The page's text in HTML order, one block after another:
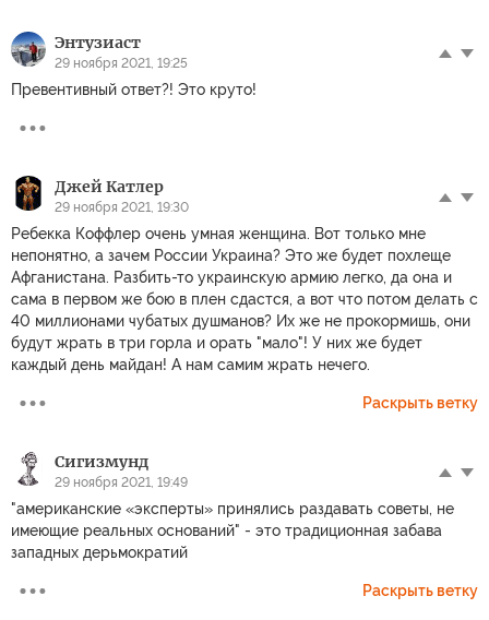
Энтузиаст
29 ноября 2021, 19:25
Превентивный ответ?! Это круто!
Джей Катлер
29 ноября 2021, 19:30
Ребекка Коффлер очень умная женщина. Вот только мне
непонятно, а зачем России Украина? Это же будет похлеще
Афганистана. Разбить-то украинскую армию легко, да она и
сама в первом же бою в плен сдастся, а вот что потом делать с
40 миллионами чубатых душманов? Их же не прокормишь, они
будут жрать в три горла и орать "мало"! У них же будет
каждый день майдан! А нам самим жрать нечего.
Раскрыть ветку
Сигизмунд
29 ноября 2021, 19:49
"американские «эксперты» принялись раздавать советы, не
имеющие реальных оснований" - это традиционная забава
западных дерьмократий
Раскрыть ветку